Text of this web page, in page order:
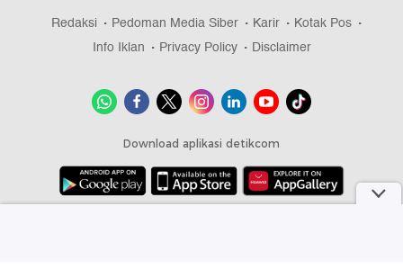
Redaksi Pedoman Media Siber Karir
Kotak Pos
Info Iklan
Privacy Policy Disclaimer
Download aplikasi detikcom